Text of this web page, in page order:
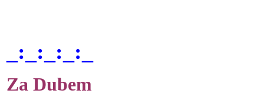
_:_:_:_:_
Za Dubem